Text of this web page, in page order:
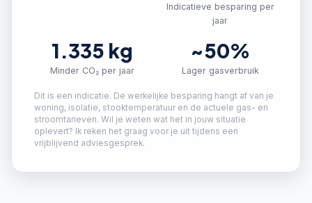
Indicatieve besparing per
jaar
1.335 kg
Minder CO₂ per jaar
~50%
Lager gasverbruik
Dit is een indicatie. De werkelijke besparing hangt af van je
woning, isolatie, stooktemperatuur en de actuele gas- en
stroomtarieven. Wil je weten wat het in jouw situatie
oplevert? Ik reken het graag voor je uit tijdens een
vrijblijvend adviesgesprek.